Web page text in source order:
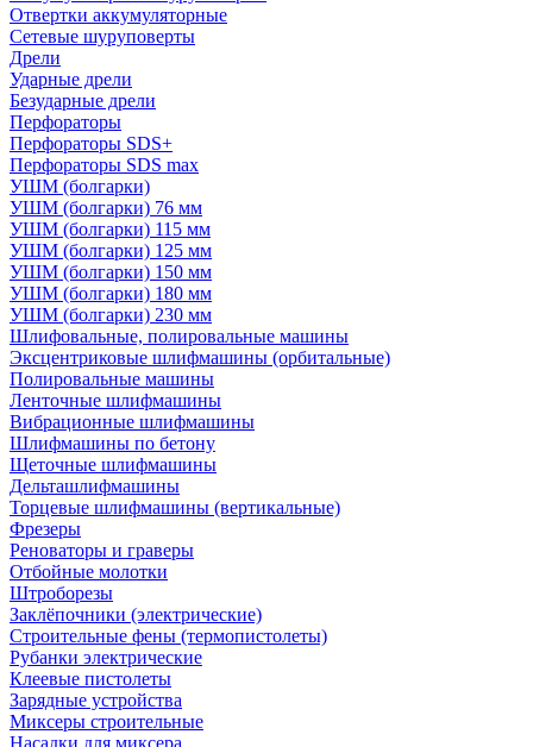
Отвертки аккумуляторные
Сетевые шуруповерты
Дрели
Ударные дрели
Безударные дрели
Перфораторы
Перфораторы SDS+
Перфораторы SDS max
УШМ (болгарки)
УШМ (болгарки) 76 мм
УШМ (болгарки) 115 мм
УШМ (болгарки) 125 мм
УШМ (болгарки) 150 мм
УШМ (болгарки) 180 мм
УШМ (болгарки) 230 мм
Шлифовальные, полировальные машины
Эксцентриковые шлифмашины (орбитальные)
Полировальные машины
Ленточные шлифмашины
Вибрационные шлифмашины
Шлифмашины по бетону
Щеточные шлифмашины
Дельташлифмашины
Торцевые шлифмашины (вертикальные)
Фрезеры
Реноваторы и граверы
Отбойные молотки
Штроборезы
Заклёпочники (электрические)
Строительные фены (термопистолеты)
Рубанки электрические
Клеевые пистолеты
Зарядные устройства
Миксеры строительные
Насадки для миксера